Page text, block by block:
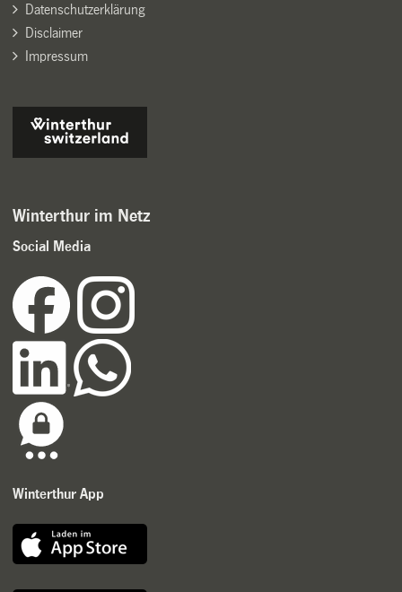
Datenschutzerklärung
Disclaimer
Impressum
Winterthur im Netz
Social Media
Winterthur App